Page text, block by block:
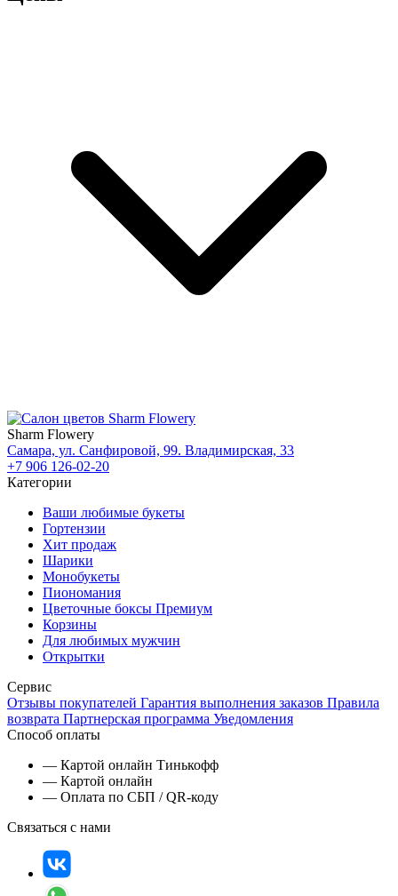
Sharm Flowery
Самара, ул. Санфировой, 99. Владимирская, 33
+7 906 126-02-20
Категории
Ваши любимые букеты
Гортензии
Хит продаж
Шарики
Монобукеты
Пиономания
Цветочные боксы Премиум
Корзины
Для любимых мужчин
Открытки
Сервис
Отзывы покупателей Гарантия выполнения заказов Правила
возврата Партнерская программа Уведомления
Способ оплаты
— Картой онлайн Тинькофф
— Картой онлайн
— Оплата по СБП / QR-коду
Связаться с нами